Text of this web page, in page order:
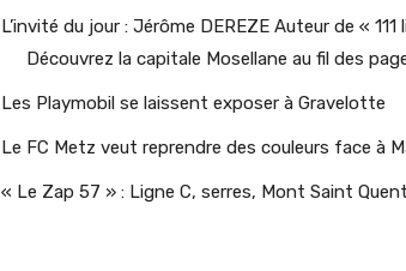
L’invité du jour : Jérôme DEREZE Auteur de «
Découvrez la capitale Mosellane au fil des
Les Playmobil se laissent exposer à Gravelotte
Le FC Metz veut reprendre des couleurs face à
« Le Zap 57 » : Ligne C, serres, Mont Saint